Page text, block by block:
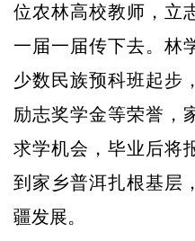
位农林高校教师，立
一届一届传下去。林
少数民族预科班起步
励志奖学金等荣誉，
求学机会，毕业后将
到家乡普洱扎根基层
疆发展。